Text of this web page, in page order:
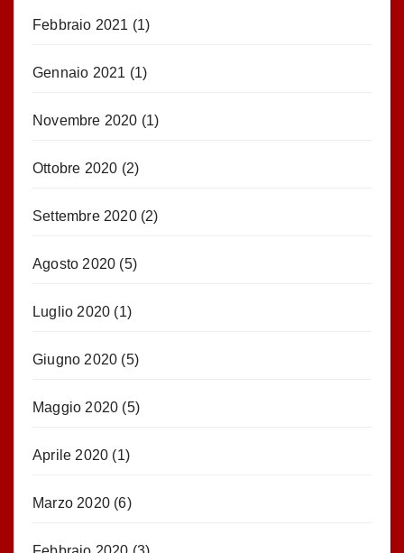
Febbraio 2021 (1)
Gennaio 2021 (1)
Novembre 2020 (1)
Ottobre 2020 (2)
Settembre 2020(2)
Agosto 2020 (5)
Luglio 2020 (1)
Giugno 2020 (5)
Maggio 2020 (5)
Aprile 2020 (1)
Marzo 2020 (6)